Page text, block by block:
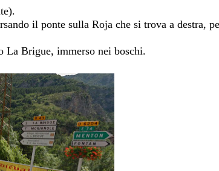
il ponte sulla Roja che si trova a destra,
Brigue, immerso nei boschi.